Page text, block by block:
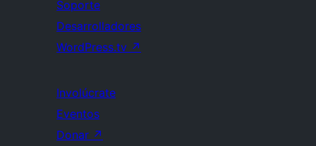
Soporte
Desarrolladores
WordPress.tv ↗
Involúcrate
Eventos
Donar ↗